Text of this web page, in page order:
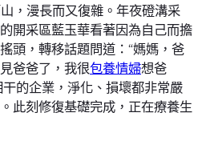
，漫長而又復雜。年夜磴溝采
開采區藍玉華看著因為自己而擔
頭，轉移話題問道：“媽媽，爸
爸爸了，我很包養情婦想爸
的企業，淨化、損壞都非常嚴
此刻修復基礎完成，正在療養生